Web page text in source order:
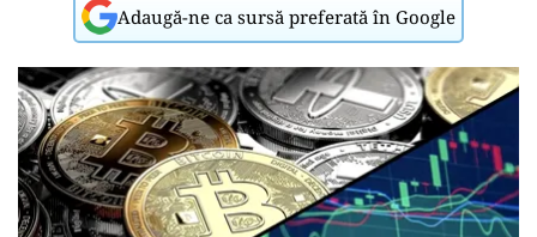
Adaugă-ne ca sursă preferată în Google